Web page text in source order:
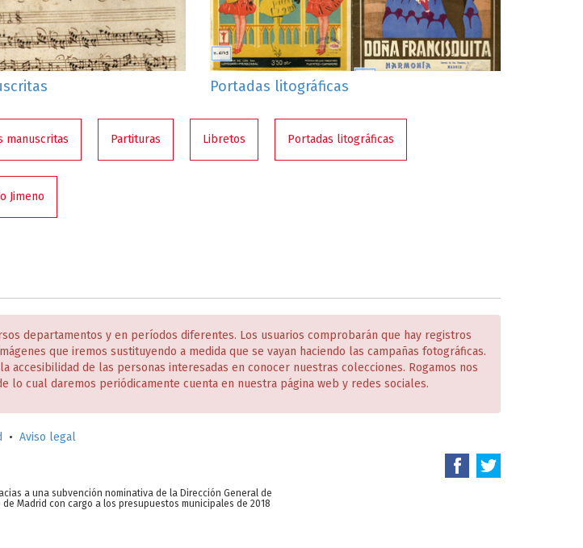
Portadas litográficas
manuscritas Partituras Libretos Portadas litográficas
Jimeno
departamentos y en períodos diferentes. Los usuarios comprobarán que hay registros
que iremos sustituyendo a medida que se vayan haciendo las campañas fotográficas.
accesibilidad de las personas interesadas en conocer nuestras colecciones. Rogamos nos
lo cual daremos periódicamente cuenta en nuestra página web y redes sociales.
• Aviso legal
a una subvención nominativa de la Dirección General de
Madrid con cargo a los presupuestos municipales de 2018